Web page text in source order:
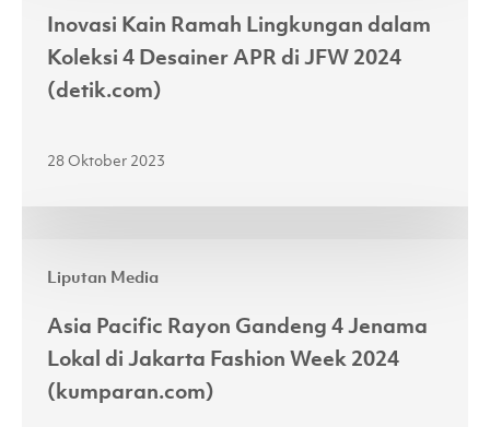
JFW
2024
(fimela.com)
Ramah
Lingkungan
Koleksi
Desainer
2024
(detik.com)
Inovasi Kain Ramah Lingkungan dalam
Koleksi 4 Desainer APR di JFW 2024
(detik.com)
28 Oktober 2023
Liputan Media
Pacific
Rayon
Gandeng
Jenama
Asia Pacific Rayon Gandeng 4 Jenama
Lokal di Jakarta Fashion Week 2024
(kumparan.com)